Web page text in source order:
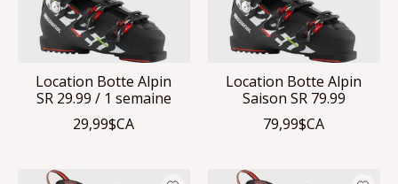
Location Botte Alpin
SR 29.99 / 1 semaine
29,99$CA
Location Botte Alpin
Saison SR 79.99
79,99$CA